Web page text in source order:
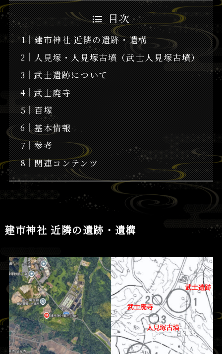
目次
建市神社 近隣の遺跡・遺構
人見塚・人見塚古墳（武士人見塚古墳）
武士遺跡について
武士廃寺
百塚
基本情報
参考
関連コンテンツ
建市神社 近隣の遺跡・遺構